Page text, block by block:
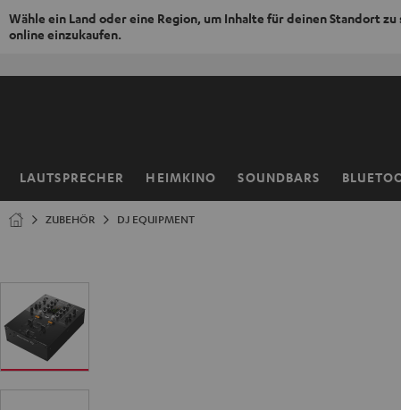
Wähle ein Land oder eine Region, um Inhalte für deinen Standort zu
online einzukaufen.
LAUTSPRECHER HEIMKINO SOUNDBARS
Startseite
ZUBEHÖR DJ EQUIPMENT